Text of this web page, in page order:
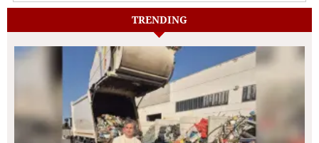
TRENDING